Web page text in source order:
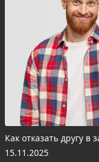
Как отказать другу в
15.11.2025